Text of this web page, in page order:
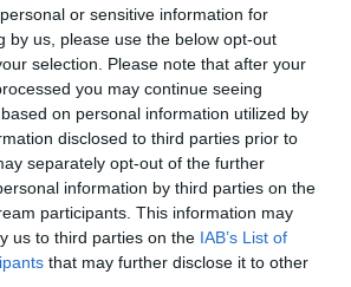
or sensitive information for
by us, please use the below opt-out
selection. Please note that after your
you may continue seeing
on personal information utilized by
disclosed to third parties prior to
separately opt-out of the further
information by third parties on the
participants. This information may
us to third parties on the IAB’s List of
that may further disclose it to other